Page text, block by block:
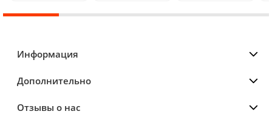
Информация
Дополнительно
Отзывы о нас